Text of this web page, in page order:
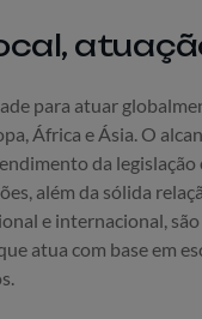
para atuar
África e Ásia. O
da legislação
além da sólida
e internacional,
atua com base em